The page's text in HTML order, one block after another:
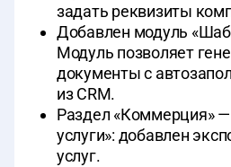
задать реквизиты
Добавлен модуль
Модуль позволяет
документы с
из CRM.
Раздел «Коммерция»
услуги»: добавлен
услуг.